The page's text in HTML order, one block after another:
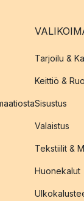
Tarjoilu &
Keittiö &
Sisustus
Valaistus
Tekstiilit &
Huonekalut